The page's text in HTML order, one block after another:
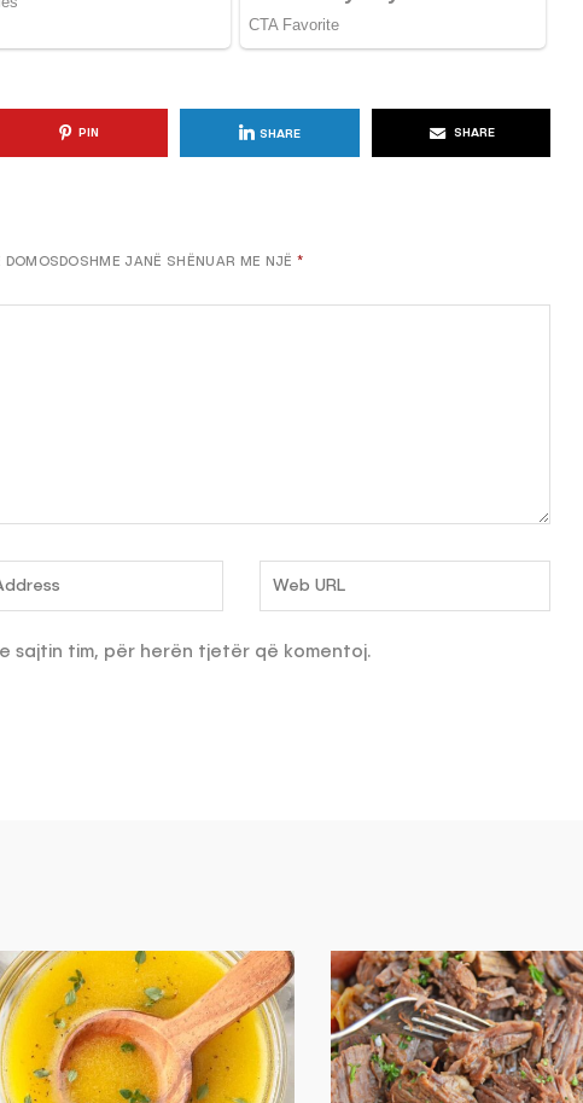
PIN SHARE SHARE
DOMOSDOSHME JANË SHËNUAR ME NJË *
sajtin tim, për herën tjetër që komentoj.